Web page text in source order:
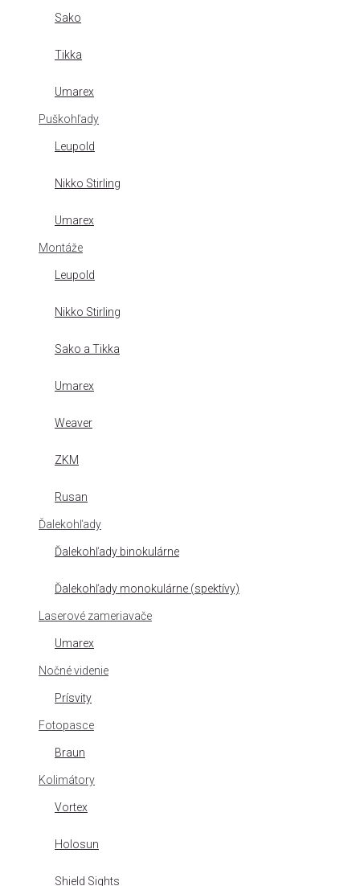
Sako
Tikka
Umarex
Puškohľady
Leupold
Nikko Stirling
Umarex
Montáže
Leupold
Nikko Stirling
Sako a Tikka
Umarex
Weaver
ZKM
Rusan
Ďalekohľady
Ďalekohľady binokulárne
Ďalekohľady monokulárne (spektívy)
Laserové zameriavače
Umarex
Nočné videnie
Prísvity
Fotopasce
Braun
Kolimátory
Vortex
Holosun
Shield Sights